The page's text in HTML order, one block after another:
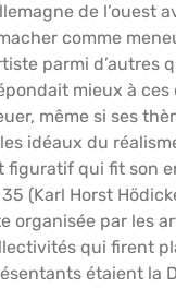
de l’ouest
comme
parmi d’autres
mieux à
même si ses
idéaux du
figuratif qui fit son
(Karl Horst
organisée par les
qui firent
étaient la